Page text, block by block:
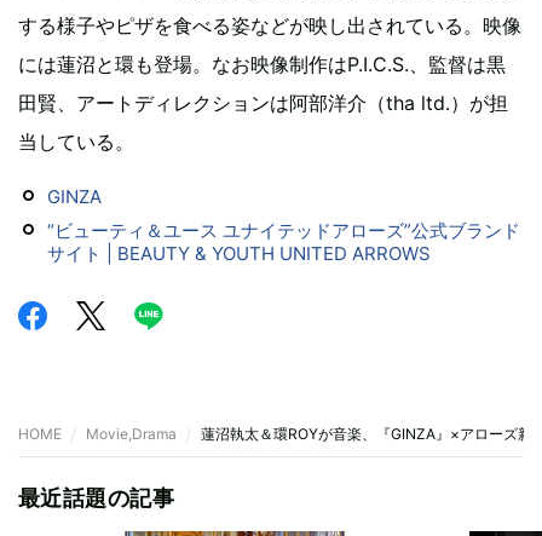
する様子やピザを食べる姿などが映し出されている。映像
には蓮沼と環も登場。なお映像制作はP.I.C.S.、監督は黒
田賢、アートディレクションは阿部洋介（tha ltd.）が担
当している。
GINZA
“ビューティ＆ユース ユナイテッドアローズ”公式ブランド
サイト | BEAUTY & YOUTH UNITED ARROWS
HOME Movie,Drama 蓮沼執太＆環ROYが音楽、『GINZA』×アローズ新
最近話題の記事